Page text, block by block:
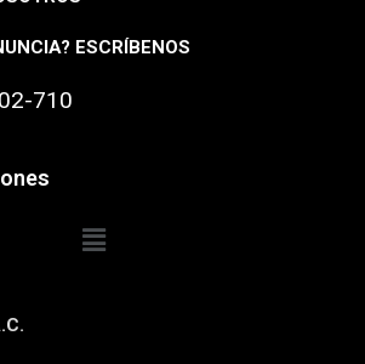
ESCRÍBENOS
710